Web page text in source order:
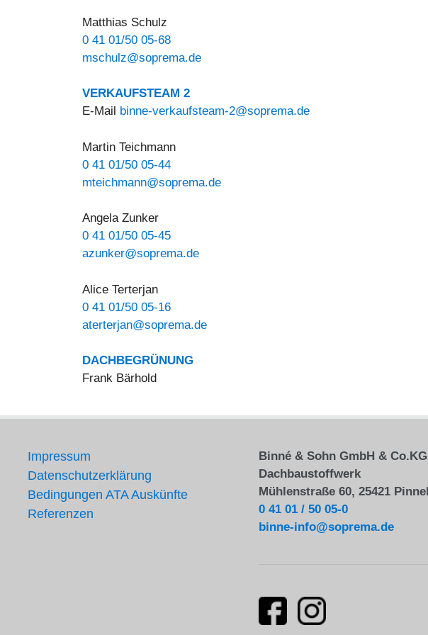
Matthias Schulz
0 41 01/50 05-68
mschulz@soprema.de
VERKAUFSTEAM 2
E-Mail binne-verkaufsteam-2@soprema.de
Martin Teichmann
0 41 01/50 05-44
mteichmann@soprema.de
Angela Zunker
0 41 01/50 05-45
azunker@soprema.de
Alice Terterjan
0 41 01/50 05-16
aterterjan@soprema.de
DACHBEGRÜNUNG
Frank Bärhold
Impressum
Datenschutzerklärung
Bedingungen ATA Auskünfte
Referenzen
Binné & Sohn GmbH &
Dachbaustoffwerk
Mühlenstraße 60, 25421
0 41 01 / 50 05-0
binne-info@soprema.de